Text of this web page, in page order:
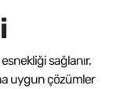
sağlanır.
uygun çözümler